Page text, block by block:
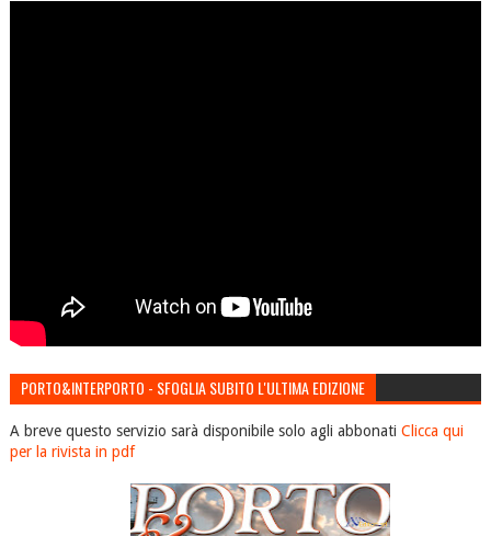
PORTO&INTERPORTO - SFOGLIA SUBITO L'ULTIMA EDIZIONE
A breve questo servizio sarà disponibile solo agli abbonati Clicca qui
per la rivista in pdf